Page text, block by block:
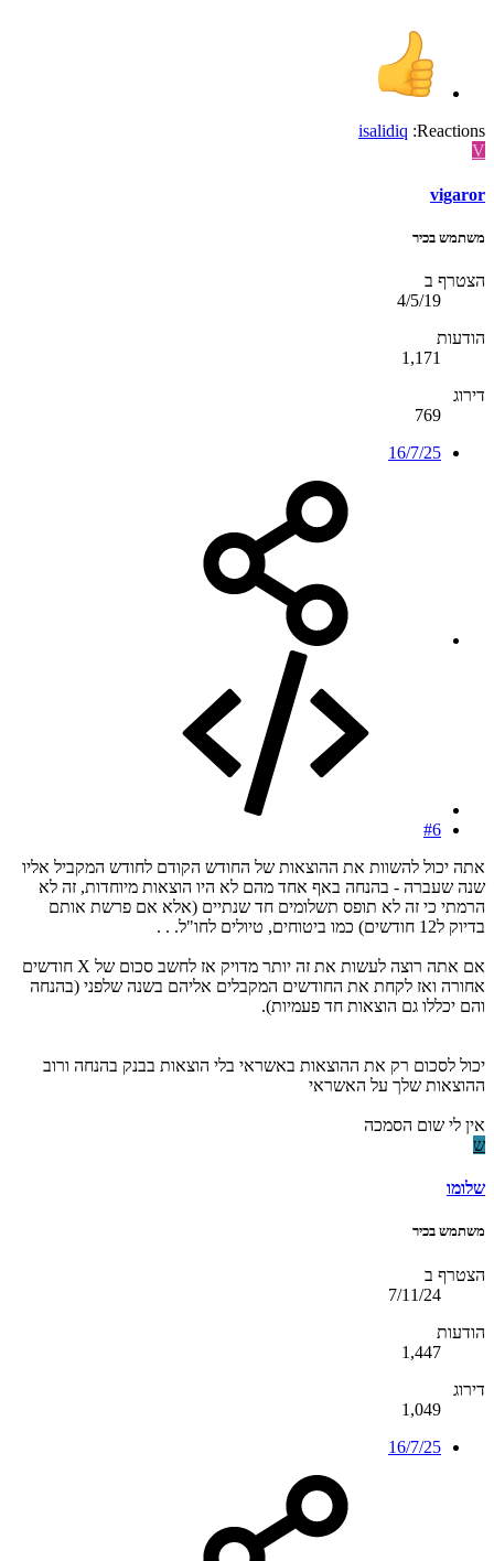
Reactions:
isalidiq
V
vigaror
משתמש בכיר
הצטרף ב
4/5/19
הודעות
1,171
דירוג
769
16/7/25
#6
אתה יכול להשוות את ההוצאות של החודש הקודם לחודש המקביל אליו
שנה שעברה - בהנחה באף אחד מהם לא היו הוצאות מיוחדות, זה לא
הרמתי כי זה לא תופס תשלומים חד שנתיים (אלא אם פרשת אותם
בדיוק ל12 חודשים) כמו ביטוחים, טיולים לחו"ל. . .
אם אתה רוצה לעשות את זה יותר מדויק אז לחשב סכום של X חודשים
אחורה ואז לקחת את החודשים המקבלים אליהם בשנה שלפני (בהנחה
והם יכללו גם הוצאות חד פעמיות).
יכול לסכום רק את ההוצאות באשראי בלי הוצאות בבנק בהנחה ורוב
ההוצאות שלך על האשראי
אין לי שום הסמכה
ש
שלומו
משתמש בכיר
הצטרף ב
7/11/24
הודעות
1,447
דירוג
1,049
16/7/25